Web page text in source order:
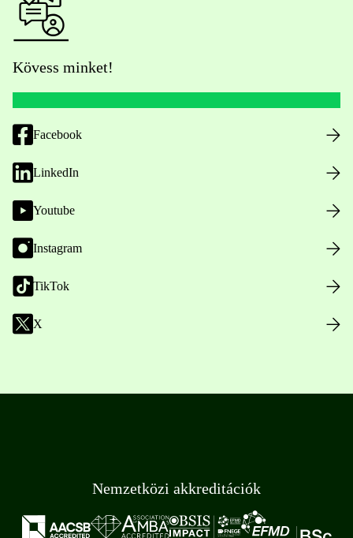
Kövess minket!
Facebook
LinkedIn
Youtube
Instagram
TikTok
X
Nemzetközi akkreditációk